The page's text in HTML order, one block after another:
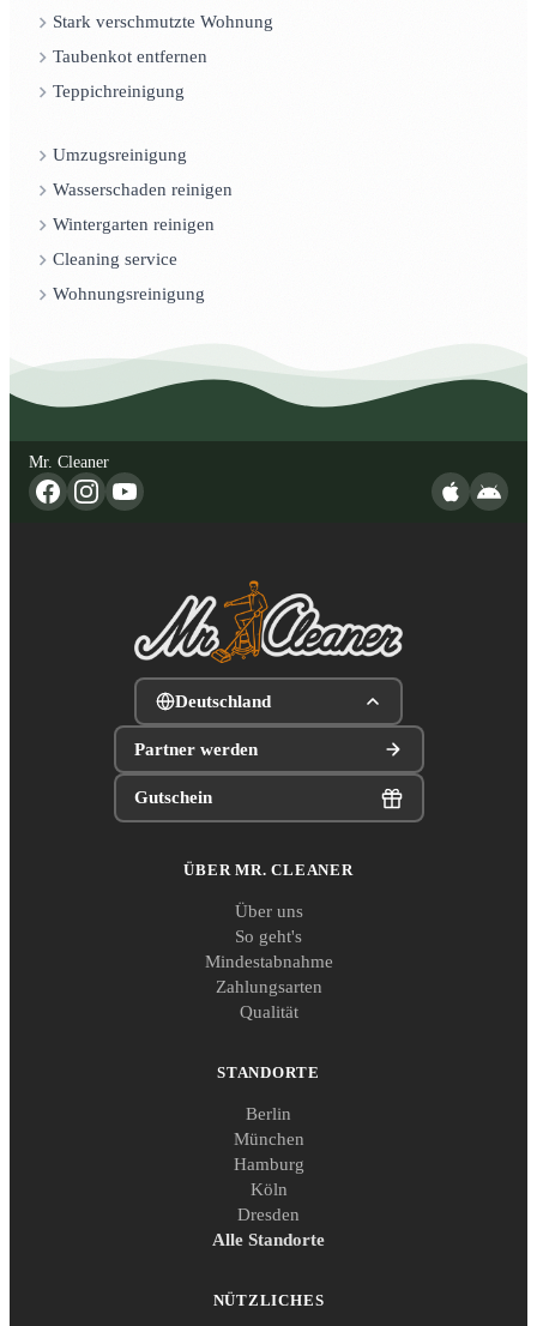
Stark verschmutzte Wohnung
Taubenkot entfernen
Teppichreinigung
Umzugsreinigung
Wasserschaden reinigen
Wintergarten reinigen
Cleaning service
Wohnungsreinigung
Mr. Cleaner
Deutschland
Partner werden
Gutschein
ÜBER MR. CLEANER
Über uns
So geht's
Mindestabnahme
Zahlungsarten
Qualität
STANDORTE
Berlin
München
Hamburg
Köln
Dresden
Alle Standorte
NÜTZLICHES